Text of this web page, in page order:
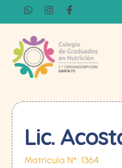
Lic.
Matrícula N°: 1364